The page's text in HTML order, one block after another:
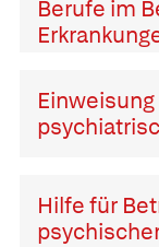
Berufe im
Hilfe für